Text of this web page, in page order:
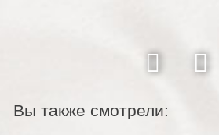
Вы также смотрели: